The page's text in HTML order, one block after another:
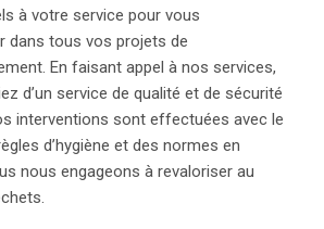
à votre service pour vous
dans tous vos projets de
En faisant appel à nos services,
d’un service de qualité et de sécurité
interventions sont effectuées avec le
d’hygiène et des normes en
nous engageons à revaloriser au